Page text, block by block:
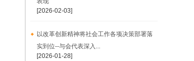
[2026-02-03]
以改革创新精神将社会工作各项决策部署落
实到位--与会代表深入...
[2026-01-28]